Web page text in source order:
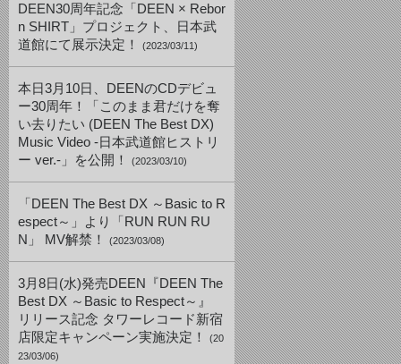
DEEN30周年記念「DEEN × Rebor
n SHIRT」プロジェクト、日本武
道館にて展示決定！
(2023/03/11)
本日3月10日、DEENのCDデビュ
ー30周年！「このまま君だけを奪
い去りたい (DEEN The Best DX)
Music Video -日本武道館ヒストリ
ー ver.-」を公開！
(2023/03/10)
「DEEN The Best DX ～Basic to R
espect～」より「RUN RUN RU
N」 MV解禁！
(2023/03/08)
3月8日(水)発売DEEN『DEEN The
Best DX ～Basic to Respect～』
リリース記念 タワーレコード新宿
店限定キャンペーン実施決定！
(20
23/03/06)